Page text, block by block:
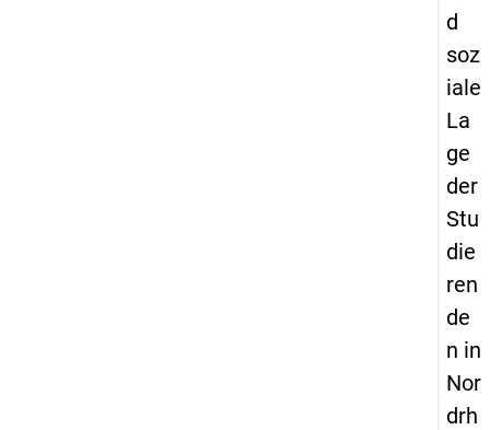
d
soz
iale
La
ge
der
Stu
die
ren
de
n in
Nor
drh